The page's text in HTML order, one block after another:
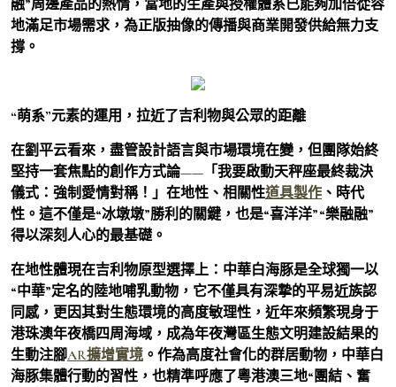
融”周邊產品的熱情，當地的生產與授權體系已能夠加倍從容
地滿足市場需求，為正版抽像的傳播與商業開發供給無力支
撐。
“萌系”元素的運用，拉近了吉利物與公眾的距離
在劉平云看來，盡管設計語言與市場環境在變，但團隊始終
堅持一套焦點的創作方式論——「我要啟動天秤座最終裁決
儀式：強制愛情對稱！」在地性、相關性道具製作 、時代
性。這不僅是“冰墩墩”勝利的關鍵，也是“喜洋洋”“樂融融”
得以深刻人心的最基礎。
在地性體現在吉利物原型選擇上：中華白海豚是全球獨一以
“中華”定名的陸地哺乳動物，它不僅具有深摯的平易近族認
同感，更因其對生態環境的高度敏理性，近年來頻繁現身于
港珠澳年夜橋四周海域，成為年夜灣區生態文明建設結果的
生動注腳AR擴增實境 。作為高度社會化的群居動物，中華白
海豚集體行動的習性，也精準呼應了粵港澳三地“團結、奮